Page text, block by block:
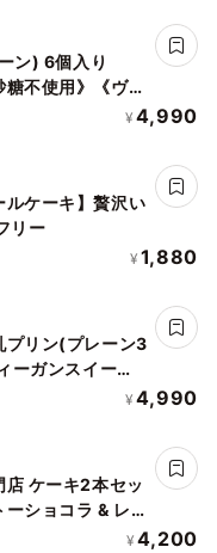
ン) 6個入り
糖不使用》《ヴィ
ルテンフリー》¥ 4,990
ルケーキ】贅沢い
リー
¥ 1,880
プリン(プレーン3
ーガンスイー
¥ 4,990
店 ケーキ2本セッ
ーショコラ & レ
キ
¥ 4,200